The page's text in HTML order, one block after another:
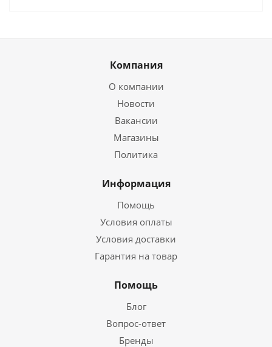
Компания
О компании
Новости
Вакансии
Магазины
Политика
Информация
Помощь
Условия оплаты
Условия доставки
Гарантия на товар
Помощь
Блог
Вопрос-ответ
Бренды